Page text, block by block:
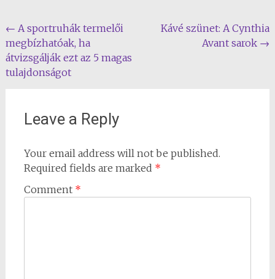
Post
navigation
← A sportruhák termelői
megbízhatóak, ha
átvizsgálják ezt az 5 magas
tulajdonságot
Kávé szünet: A Cynthia
Avant sarok →
Leave a Reply
Your email address will not be published.
Required fields are marked *
Comment *